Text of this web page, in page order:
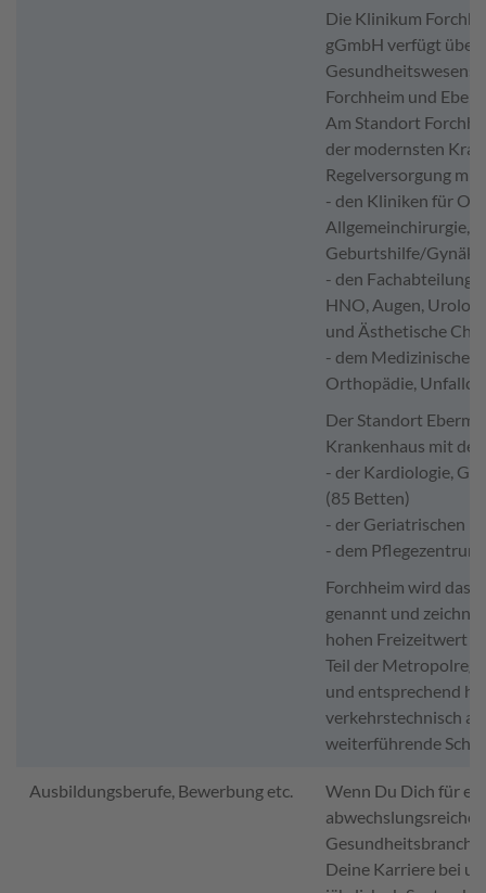
Die Klinikum
gGmbH verfügt über
Gesundheitswesens
Forchheim und
Am Standort
der modernsten
Regelversorgung
- den Kliniken für
Allgemeinchirurgie,
Geburtshilfe/
- den
HNO, Augen,
und Ästhetische
- dem
Orthopädie,
Der Standort
Krankenhaus mit
- der Kardiologie,
(85 Betten)
- der Geriatrischen
- dem
Forchheim wird das
genannt und
hohen Freizeitwert
Teil der
und entsprechend
verkehrstechnisch
weiterführende
Ausbildungsberufe, Bewerbung etc.
Wenn Du Dich für
Deine Karriere bei